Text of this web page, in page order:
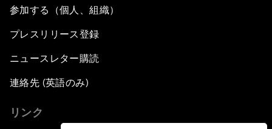
参加する（個人、組織）
プレスリリース登録
ニュースレター購読
連絡先 (英語のみ)
リンク